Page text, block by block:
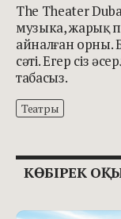
The Theater
музыка, жарық
айналған орны.
сәті. Егер сіз
табасыз.
Театры
КӨБІРЕК